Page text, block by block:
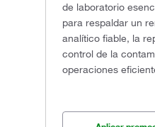
de laboratorio
para respaldar un
analítico fiable, la
control de la
operaciones